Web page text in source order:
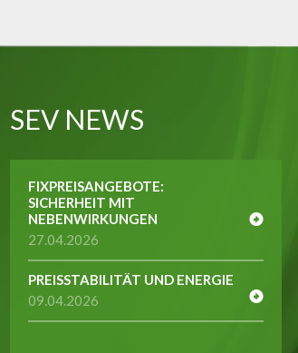
SEV NEWS
FIXPREISANGEBOTE:
SICHERHEIT MIT
NEBENWIRKUNGEN
27.04.2026
PREISSTABILITÄT UND ENERGIE
09.04.2026